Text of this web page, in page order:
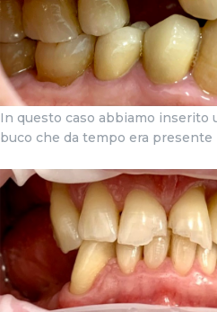
In questo caso abbiamo inserito
buco che da tempo era